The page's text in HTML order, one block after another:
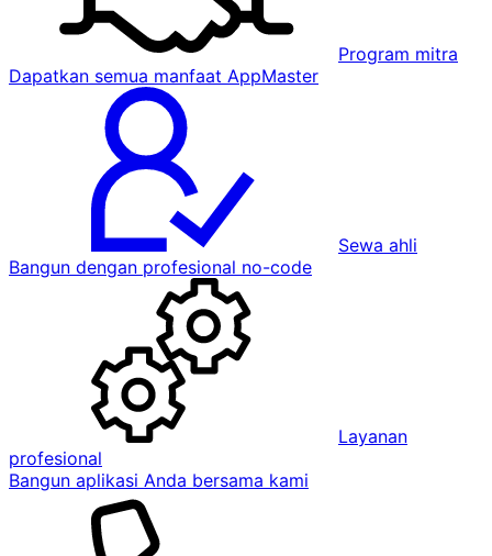
Program mitra
Dapatkan semua manfaat AppMaster
Sewa ahli
Bangun dengan profesional no-code
Layanan
profesional
Bangun aplikasi Anda bersama kami